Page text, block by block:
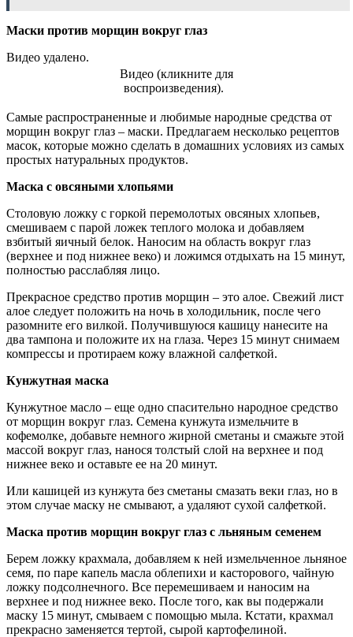
Маски против морщин вокруг глаз
Видео удалено.
Видео (кликните для
воспроизведения).
Самые распространенные и любимые народные средства от
морщин вокруг глаз – маски. Предлагаем несколько рецептов
масок, которые можно сделать в домашних условиях из самых
простых натуральных продуктов.
Маска с овсяными хлопьями
Столовую ложку с горкой перемолотых овсяных хлопьев,
смешиваем с парой ложек теплого молока и добавляем
взбитый яичный белок. Наносим на область вокруг глаз
(верхнее и под нижнее веко) и ложимся отдыхать на 15 минут,
полностью расслабляя лицо.
Прекрасное средство против морщин – это алое. Свежий лист
алое следует положить на ночь в холодильник, после чего
разомните его вилкой. Получившуюся кашицу нанесите на
два тампона и положите их на глаза. Через 15 минут снимаем
компрессы и протираем кожу влажной салфеткой.
Кунжутная маска
Кунжутное масло – еще одно спасительно народное средство
от морщин вокруг глаз. Семена кунжута измельчите в
кофемолке, добавьте немного жирной сметаны и смажьте этой
массой вокруг глаз, нанося толстый слой на верхнее и под
нижнее веко и оставьте ее на 20 минут.
Или кашицей из кунжута без сметаны смазать веки глаз, но в
этом случае маску не смывают, а удаляют сухой салфеткой.
Маска против морщин вокруг глаз с льняным семенем
Берем ложку крахмала, добавляем к ней измельченное льняное
семя, по паре капель масла облепихи и касторового, чайную
ложку подсолнечного. Все перемешиваем и наносим на
верхнее и под нижнее веко. После того, как вы подержали
маску 15 минут, смываем с помощью мыла. Кстати, крахмал
прекрасно заменяется тертой, сырой картофелиной.